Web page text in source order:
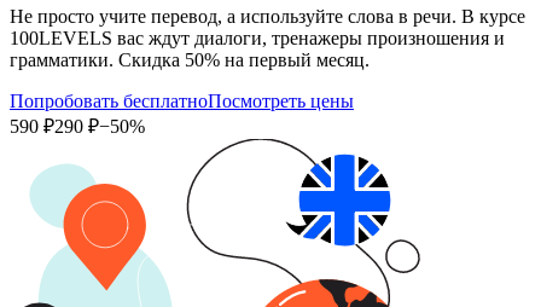
Не просто учите перевод, а используйте слова в речи. В курсе
100LEVELS вас ждут диалоги, тренажеры произношения и
грамматики. Скидка 50% на первый месяц.
Попробовать бесплатноПосмотреть цены
590 ₽290 ₽−50%